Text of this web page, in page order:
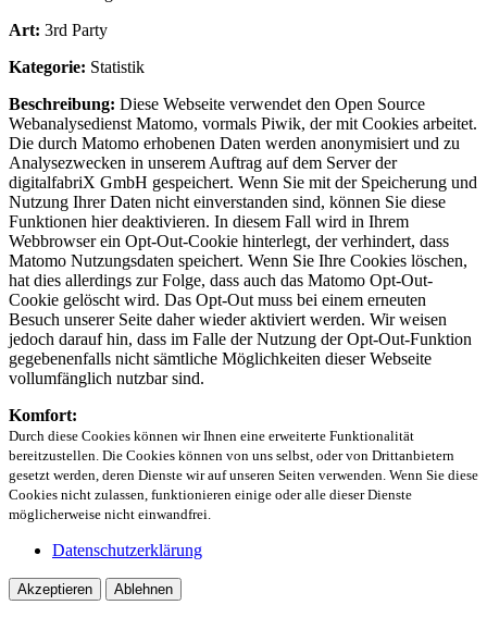
Art: 3rd Party
Kategorie: Statistik
Beschreibung: Diese Webseite verwendet den Open Source
Webanalysedienst Matomo, vormals Piwik, der mit Cookies arbeitet.
Die durch Matomo erhobenen Daten werden anonymisiert und zu
Analysezwecken in unserem Auftrag auf dem Server der
digitalfabriX GmbH gespeichert. Wenn Sie mit der Speicherung und
Nutzung Ihrer Daten nicht einverstanden sind, können Sie diese
Funktionen hier deaktivieren. In diesem Fall wird in Ihrem
Webbrowser ein Opt-Out-Cookie hinterlegt, der verhindert, dass
Matomo Nutzungsdaten speichert. Wenn Sie Ihre Cookies löschen,
hat dies allerdings zur Folge, dass auch das Matomo Opt-Out-
Cookie gelöscht wird. Das Opt-Out muss bei einem erneuten
Besuch unserer Seite daher wieder aktiviert werden. Wir weisen
jedoch darauf hin, dass im Falle der Nutzung der Opt-Out-Funktion
gegebenenfalls nicht sämtliche Möglichkeiten dieser Webseite
vollumfänglich nutzbar sind.
Komfort:
Durch diese Cookies können wir Ihnen eine erweiterte Funktionalität
bereitzustellen. Die Cookies können von uns selbst, oder von Drittanbietern
gesetzt werden, deren Dienste wir auf unseren Seiten verwenden. Wenn Sie diese
Cookies nicht zulassen, funktionieren einige oder alle dieser Dienste
möglicherweise nicht einwandfrei.
Datenschutzerklärung
Akzeptieren Ablehnen